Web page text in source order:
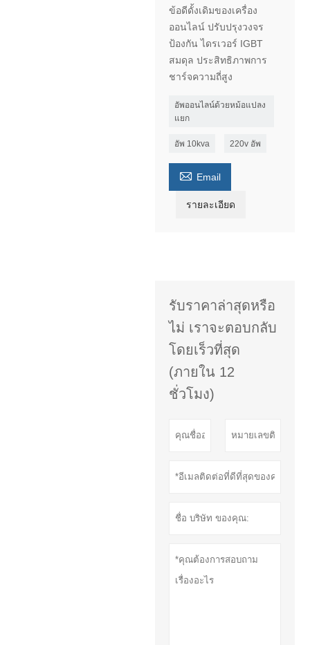
ข้อดีดั้งเดิมของเครื่อง
ออนไลน์ ปรับปรุงวงจร
ป้องกัน ไดรเวอร์ IGBT
สมดุล ประสิทธิภาพการ
ชาร์จความถี่สูง
อัพออนไลน์ด้วยหม้อแปลง
แยก
อัพ 10kva 220v อัพ
 Email
รายละเอียด
รับราคาล่าสุดหรือ
ไม่ เราจะตอบกลับ
โดยเร็วที่สุด
(ภายใน 12
ชั่วโมง)